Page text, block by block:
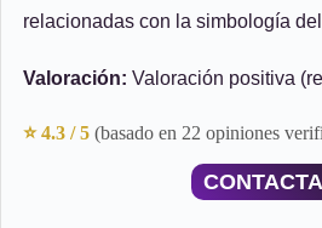
relacionadas con la simbología
Valoración: Valoración positiva
⭐ 4.3 / 5 (basado en 22 opiniones